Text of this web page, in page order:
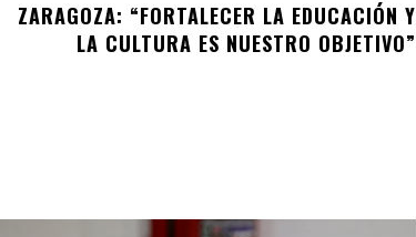
ZARAGOZA: “FORTALECER LA EDUCACIÓN Y
LA CULTURA ES NUESTRO OBJETIVO”